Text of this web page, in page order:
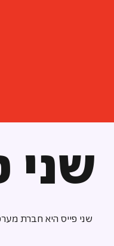
שני
שני פייס היא חברת